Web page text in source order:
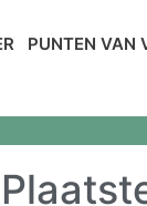
PUNTEN VAN